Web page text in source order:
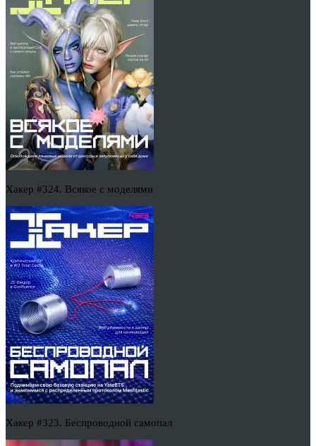
Хакер #324. Всякое с моделями
Хакер #323. Беспроводной самопал